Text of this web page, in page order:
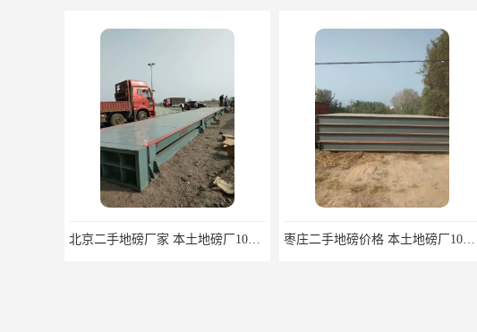
北京二手地磅厂家 本土地磅厂100秒报价 枣庄二手地磅价格 本土地磅厂100秒报价 滨州二手地磅